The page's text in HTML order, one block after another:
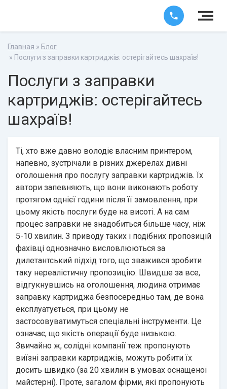
Главная » Блог
» Послуги з заправки картриджів: остерігайтесь шахраїв!
Послуги з заправки
картриджів: остерігайтесь
шахраїв!
Ті, хто вже давно володіє власним принтером,
напевно, зустрічали в різних джерелах дивні
оголошення про послугу заправки картриджів. Їх
автори запевняють, що вони виконають роботу
протягом однієї години після її замовлення, при
цьому якість послуги буде на висоті. А на сам
процес заправки не знадобиться більше часу, ніж
5-10 хвилин. З приводу таких і подібних пропозицій
фахівці однозначно висловлюються за
дилетантський підхід того, що зважився зробити
таку нереалістичну пропозицію. Швидше за все,
відгукнувшись на оголошення, людина отримає
заправку картриджа безпосередньо там, де вона
експлуатується, при цьому не
застосовуватимуться спеціальні інструменти. Це
означає, що якість операції буде низькою.
Звичайно ж, солідні компанії теж пропонують
виїзні заправки картриджів, можуть робити їх
досить швидко (за 20 хвилин в умовах оснащеної
майстерні). Проте, загалом фірми, які пропонують